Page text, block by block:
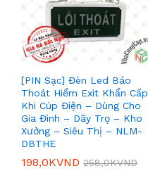
[PIN Sạc] Đèn Led Báo
Thoát Hiểm Exit Khẩn Cấp
Khi Cúp Điện – Dùng Cho
Gia Đình – Dãy Trọ – Kho
Xưởng – Siêu Thị – NLM-
DBTHE
198,0KVND 258,0KVND